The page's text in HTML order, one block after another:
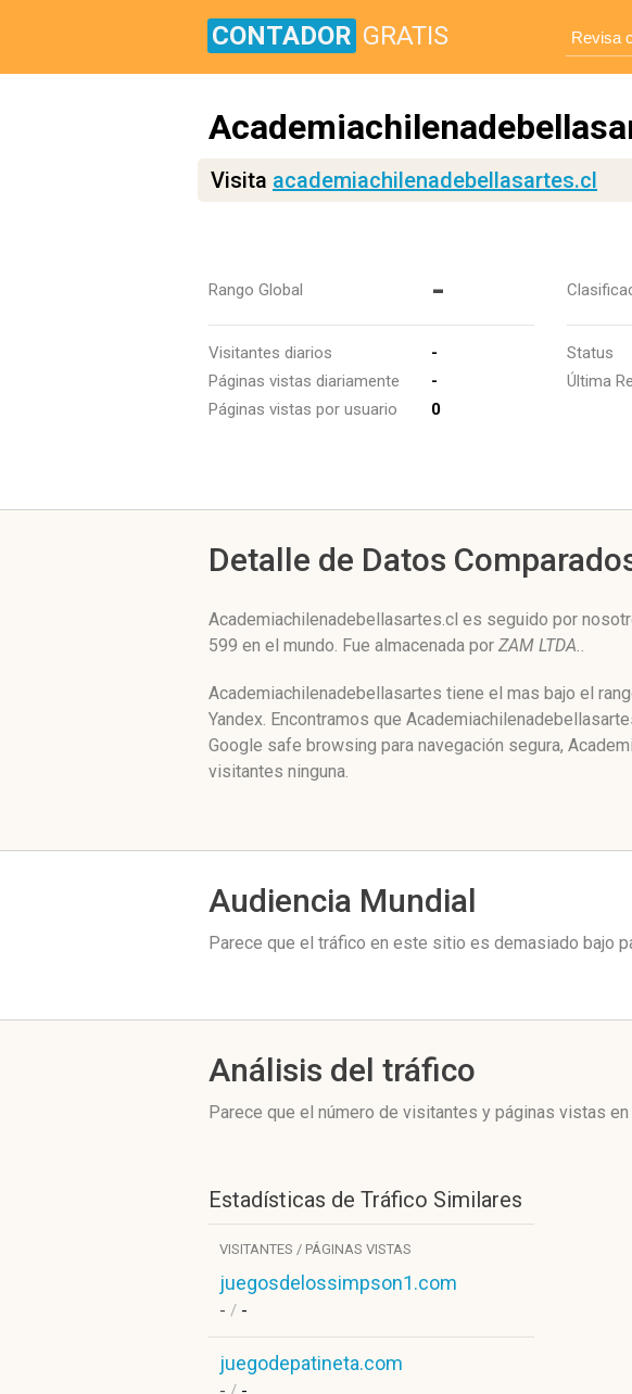
CONTADOR GRATIS
Visita academiachilenadebellasartes.cl
Rango Global -
Visitantes diarios
-
Páginas vistas diariamente
-
Páginas vistas por usuario
0
Status
Última
Detalle de Datos
Academiachilenadebellasartes.cl es seguido por
599 en el mundo. Fue almacenada por ZAM LTDA..
Academiachilenadebellasartes tiene el mas bajo el
Yandex. Encontramos que
Google safe browsing para navegación segura,
visitantes ninguna.
Audiencia Mundial
Parece que el tráfico en este sitio es demasiado bajo
Análisis del tráfico
Parece que el número de visitantes y páginas vistas
Estadísticas de Tráfico Similares
VISITANTES / PÁGINAS VISTAS
juegosdelossimpson1.com
- / -
juegodepatineta.com